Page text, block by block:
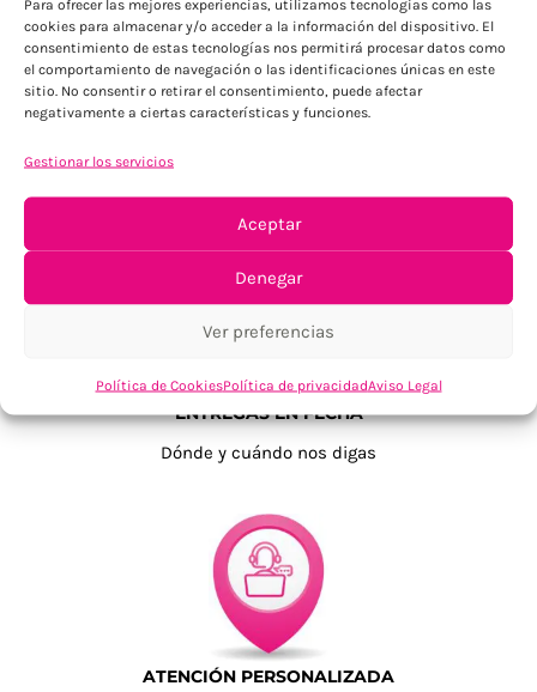
Para ofrecer las mejores experiencias, utilizamos tecnologías como las
cookies para almacenar y/o acceder a la información del dispositivo. El
consentimiento de estas tecnologías nos permitirá procesar datos como
el comportamiento de navegación o las identificaciones únicas en este
sitio. No consentir o retirar el consentimiento, puede afectar
negativamente a ciertas características y funciones.
Gestionar los servicios
Aceptar
Denegar
Ver preferencias
Política de CookiesPolítica de privacidadAviso Legal
ENTREGAS EN FECHA
Dónde y cuándo nos digas
ATENCIÓN PERSONALIZADA